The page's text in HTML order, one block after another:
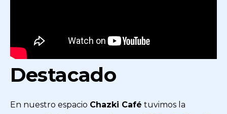
Destacado
En nuestro espacio Chazki Café tuvimos la